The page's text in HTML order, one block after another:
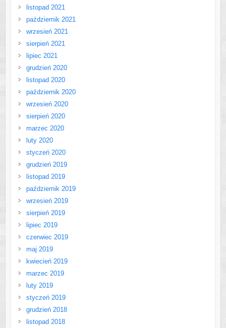
listopad 2021
październik 2021
wrzesień 2021
sierpień 2021
lipiec 2021
grudzień 2020
listopad 2020
październik 2020
wrzesień 2020
sierpień 2020
marzec 2020
luty 2020
styczeń 2020
grudzień 2019
listopad 2019
październik 2019
wrzesień 2019
sierpień 2019
lipiec 2019
czerwiec 2019
maj 2019
kwiecień 2019
marzec 2019
luty 2019
styczeń 2019
grudzień 2018
listopad 2018